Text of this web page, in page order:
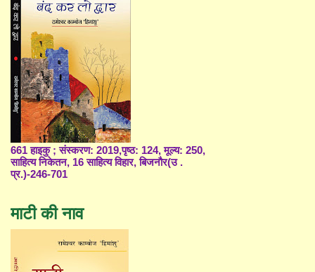
661 हाइकु ; संस्करण: 2019,पृष्ठ: 124, मूल्य: 250,
साहित्य निकेतन, 16 साहित्य विहार, बिजनौर(उ .
प्र.)-246-701
माटी की नाव